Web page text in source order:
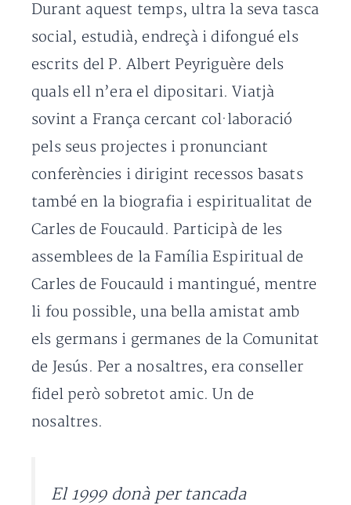
Durant aquest temps, ultra la seva tasca
social, estudià, endreçà i difongué els
escrits del P. Albert Peyriguère dels
quals ell n’era el dipositari. Viatjà
sovint a França cercant col·laboració
pels seus projectes i pronunciant
conferències i dirigint recessos basats
també en la biografia i espiritualitat de
Carles de Foucauld. Participà de les
assemblees de la Família Espiritual de
Carles de Foucauld i mantingué, mentre
li fou possible, una bella amistat amb
els germans i germanes de la Comunitat
de Jesús. Per a nosaltres, era conseller
fidel però sobretot amic. Un de
nosaltres.
El 1999 donà per tancada